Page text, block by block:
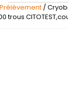
/
trous